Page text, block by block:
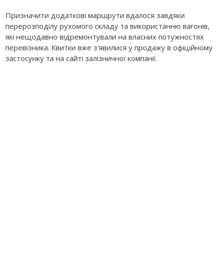
Призначити додаткові маршрути вдалося завдяки
перерозподілу рухомого складу та використанню вагонів,
які нещодавно відремонтували на власних потужностях
перевізника. Квитки вже з'явилися у продажу в офіційному
застосунку та на сайті залізничної компанії.